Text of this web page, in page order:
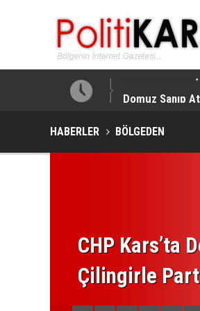
Domuz Sanıp
HABERLER BÖLGEDEN
CHP Kars’ta
Çilingirle